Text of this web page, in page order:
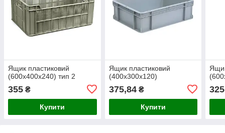
Ящик пластиковий
(600х400х240) тип 2
355 ₴
Купити
Ящик пластиковий
(400х300х120)
375,84₴
Купити